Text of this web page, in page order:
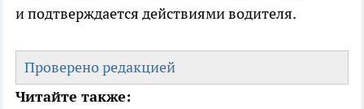
и подтверждается действиями водителя.
Проверено редакцией
Читайте также: